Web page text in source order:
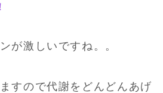
が激しいですね。。
すので代謝をどんどんあげ